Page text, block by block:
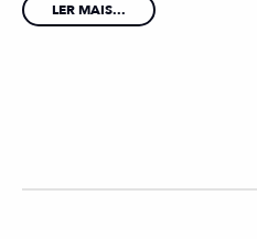
LER MAIS...